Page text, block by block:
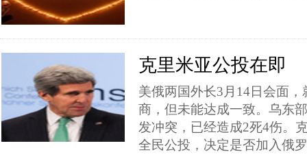
克里米亚公投在即
美俄两国外长3月14日会面
商，但未能达成一致。乌东
发冲突，已经造成2死4伤。
全民公投，决定是否加入俄